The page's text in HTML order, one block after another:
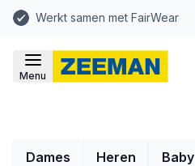
Werkt samen met FairWear
Menu
Dames Heren Baby